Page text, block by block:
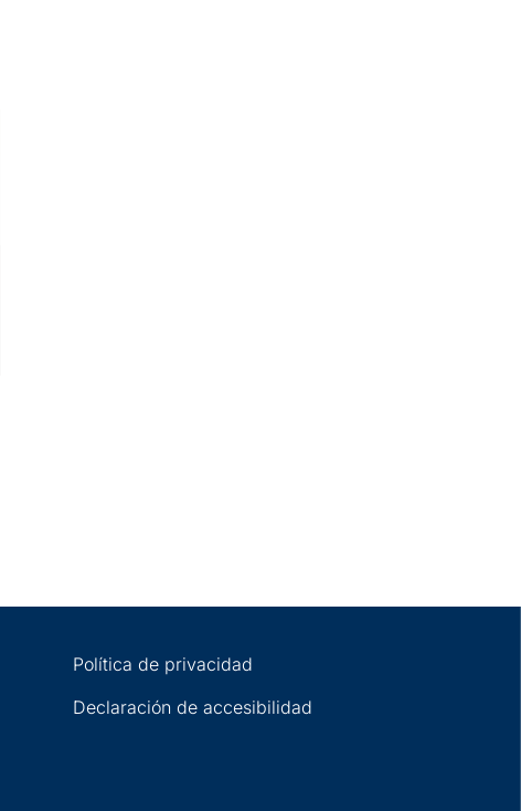
Política de privacidad
Declaración de accesibilidad